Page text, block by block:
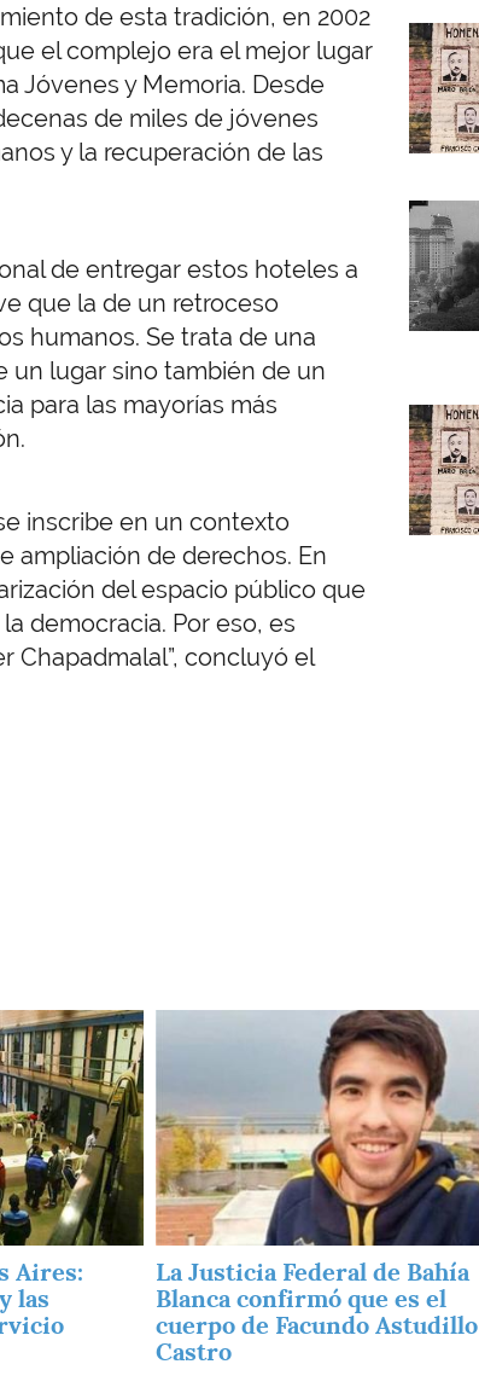
de esta tradición, en 2002
el complejo era el mejor lugar
Jóvenes y Memoria. Desde
de miles de jóvenes
y la recuperación de las
de entregar estos hoteles a
que la de un retroceso
humanos. Se trata de una
un lugar sino también de un
para las mayorías más
inscribe en un contexto
ampliación de derechos. En
del espacio público que
democracia. Por eso, es
Chapadmalal”, concluyó el
Imagen
Imagen
Imagen
Aires:
las
La Justicia Federal de Bahía
Blanca confirmó que es el
cuerpo de Facundo Astudillo
Castro